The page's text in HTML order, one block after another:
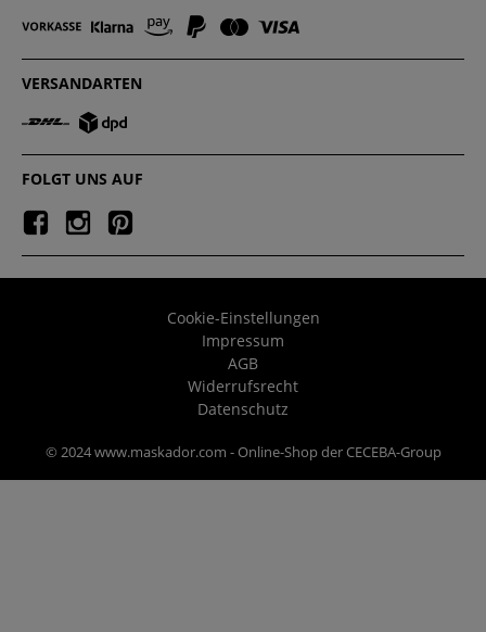
VERSANDARTEN
FOLGT UNS AUF
Cookie-Einstellungen
Impressum
AGB
Widerrufsrecht
Datenschutz
© 2024 www.maskador.com - Online-Shop der CECEBA-Group